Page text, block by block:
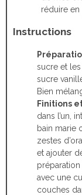
réduire
Instructions
sucre et
sucre
Bien
Finitions
dans l’un,
bain marie
zestes
et ajouter
avec une
couches